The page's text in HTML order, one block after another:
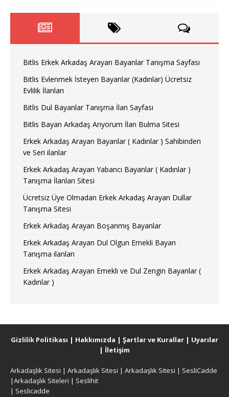
Bitlis Erkek Arkadaş Arayan Bayanlar Tanışma Sayfası
Bitlis Evlenmek İsteyen Bayanlar (Kadınlar) Ücretsiz
Evlilik İlanları
Bitlis Dul Bayanlar Tanışma İlan Sayfası
Bitlis Bayan Arkadaş Arıyorum İlan Bulma Sitesi
Erkek Arkadaş Arayan Bayanlar ( Kadınlar ) Sahibinden
ve Seri ilanlar
Erkek Arkadaş Arayan Yabancı Bayanlar ( Kadınlar )
Tanışma İlanları Sitesi
Ücretsiz Üye Olmadan Erkek Arkadaş Arayan Dullar
Tanışma Sitesi
Erkek Arkadaş Arayan Boşanmış Bayanlar
Erkek Arkadaş Arayan Dul Olgun Emekli Bayan
Tanışma ilanları
Erkek Arkadaş Arayan Emekli ve Dul Zengin Bayanlar (
Kadınlar )
Gizlilik Politikası | Hakkımızda | Şartlar ve Kurallar | Uyarılar
| İletişim
Arkadaşlık Sitesi | Arkadaşlık Sitesi | Arkadaşlık Sitesi | SesliCadde
|Arkadaşlık Siteleri | Seslihit
| Seslicadde